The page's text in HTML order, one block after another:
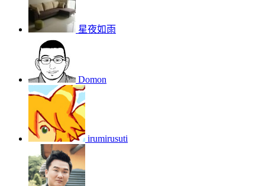
星夜如雨
Domon
irumirusuti